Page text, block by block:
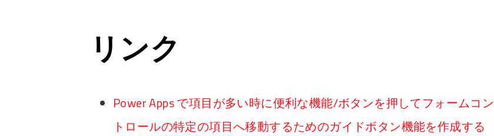
リンク
Power Apps で項目が多い時に便利な機能/ボタンを押してフォームコン
トロールの特定の項目へ移動するためのガイドボタン機能を作成する